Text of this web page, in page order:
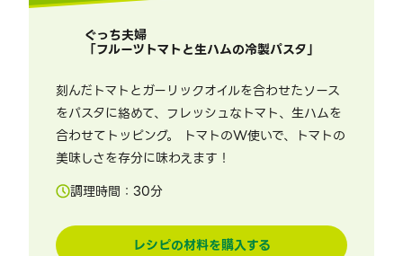
ぐっち夫婦
「フルーツトマトと生ハムの冷製パスタ」
刻んだトマトとガーリックオイルを合わせたソース
をパスタに絡めて、フレッシュなトマト、生ハムを
合わせてトッピング。 トマトのW使いで、トマトの
美味しさを存分に味わえます！
調理時間： 30分
レシピの材料を購入する